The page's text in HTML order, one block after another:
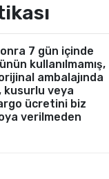
7 gün içinde
kullanılmamış,
ambalajında
kusurlu veya
ücretini biz
verilmeden